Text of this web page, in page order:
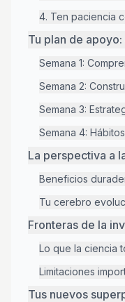
4. Ten paciencia
Tu plan de
Semana 1:
Semana 2:
Semana 3:
Semana 4:
La perspectiva a
Beneficios
Tu cerebro
Fronteras de la
Lo que la ciencia
Limitaciones
Tus nuevos